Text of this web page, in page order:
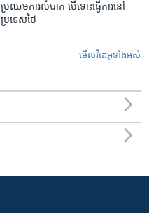
ប្រឈមការលំបាក បើទោះធ្វើការនៅ
ប្រទេសថៃ
មើល​វីដេអូ​ទាំង​អស់